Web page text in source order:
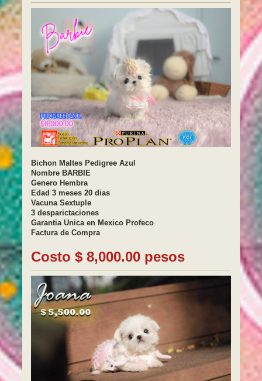
Bichon Maltes Pedigree Azul
Nombre BARBIE
Genero Hembra
Edad 3 meses 20 dias
Vacuna Sextuple
3 desparictaciones
Garantia Unica en Mexico Profeco
Factura de Compra
Costo $ 8,000.00 pesos